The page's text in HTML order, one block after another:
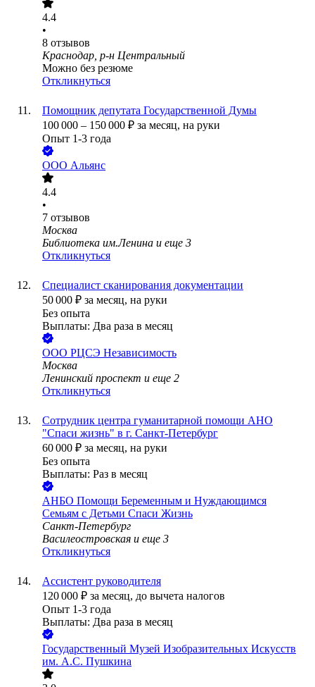
4.4
•
8 отзывов
Краснодар, р-н Центральный
Можно без резюме
Откликнуться
Помощник депутата Государственной Думы
100 000 – 150 000 ₽ за месяц, на руки
Опыт 1-3 года
ООО Альянс
4.4
•
7 отзывов
Москва
Библиотека им.Ленина и еще 3
Откликнуться
Специалист сканирования документации
50 000 ₽ за месяц, на руки
Без опыта
Выплаты: Два раза в месяц
ООО РЦСЭ Независимость
Москва
Ленинский проспект и еще 2
Откликнуться
Сотрудник центра гуманитарной помощи АНО
"Спаси жизнь" в г. Санкт-Петербург
60 000 ₽ за месяц, на руки
Без опыта
Выплаты: Раз в месяц
АНБО Помощи Беременным и Нуждающимся
Семьям с Детьми Спаси Жизнь
Санкт-Петербург
Василеостровская и еще 3
Откликнуться
Ассистент руководителя
120 000 ₽ за месяц, до вычета налогов
Опыт 1-3 года
Выплаты: Два раза в месяц
Государственный Музей Изобразительных Искусств
им. А.С. Пушкина